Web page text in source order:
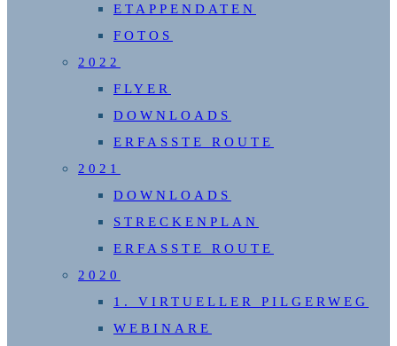
ETAPPENDATEN
FOTOS
2022
FLYER
DOWNLOADS
ERFASSTE ROUTE
2021
DOWNLOADS
STRECKENPLAN
ERFASSTE ROUTE
2020
1. VIRTUELLER PILGERWEG
WEBINARE